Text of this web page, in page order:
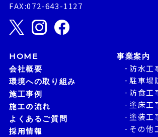
FAX:072-643-1127
HOME
会社概要
環境への取り組み
施工事例
施工の流れ
よくあるご質問
採用情報
事業案内
防水工
駐車場
防食工
塗床工
塗装工
その他